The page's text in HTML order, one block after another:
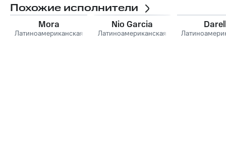
Похожие исполнители
Mora
Латиноамериканская
Nio Garcia
Латиноамериканская